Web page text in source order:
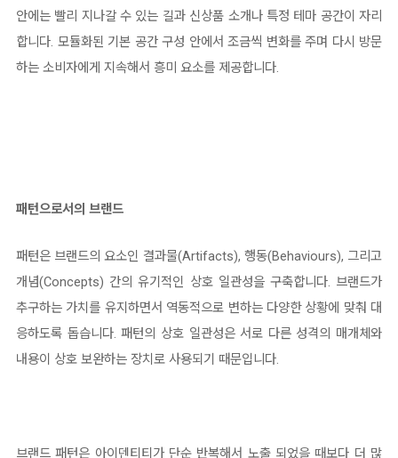
안에는 빨리 지나갈 수 있는 길과 신상품 소개나 특정 테마 공간이 자리
합니다. 모듈화된 기본 공간 구성 안에서 조금씩 변화를 주며 다시 방문
하는 소비자에게 지속해서 흥미 요소를 제공합니다.
패턴으로서의 브랜드
패턴은 브랜드의 요소인 결과물(Artifacts), 행동(Behaviours), 그리고
개념(Concepts) 간의 유기적인 상호 일관성을 구축합니다. 브랜드가
추구하는 가치를 유지하면서 역동적으로 변하는 다양한 상황에 맞춰 대
응하도록 돕습니다. 패턴의 상호 일관성은 서로 다른 성격의 매개체와
내용이 상호 보완하는 장치로 사용되기 때문입니다.
브랜드 패턴은 아이덴티티가 단순 반복해서 노출 되었을 때보다 더 많